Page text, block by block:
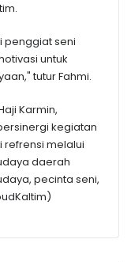
penggiat seni
untuk
tutur Fahmi.
Karmin,
kegiatan
refrensi melalui
daerah
pecinta seni,